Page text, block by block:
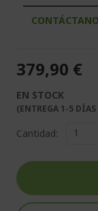
379,90 €
EN STOCK
(ENTREGA 1-5 DÍAS
Cantidad: